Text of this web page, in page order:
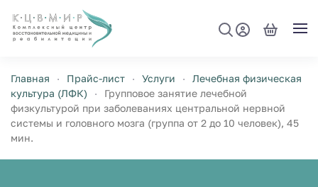
Перейти к содержимому
Главная Прайс-лист Услуги
Лечебная физическая
культура (ЛФК)
Групповое занятие лечебной
физкультурой при заболеваниях центральной нервной
системы и головного мозга (группа от 2 до 10 человек), 45
мин.